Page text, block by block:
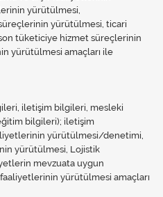
yürütülmesi,
yürütülmesi, ticari
tüketiciye hizmet süreçlerinin
yürütülmesi amaçları ile
iletişim bilgileri, mesleki
bilgileri); iletişim
yürütülmesi/denetimi,
yürütülmesi, Lojistik
mevzuata uygun
yürütülmesi amaçları